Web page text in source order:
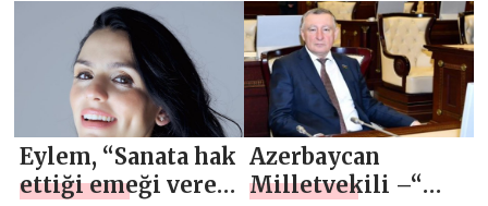
Sokağa Çıkma
yasağı başladı
“KADIN SAĞLIĞI”
OLDU
Eylem, “Sanata hak
ettiği emeği veren
Azerbaycan
Milletvekili –“